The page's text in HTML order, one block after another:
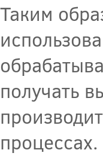
Таким
получать
процессах.